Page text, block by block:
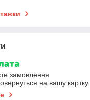
замовлення
на вашу картку